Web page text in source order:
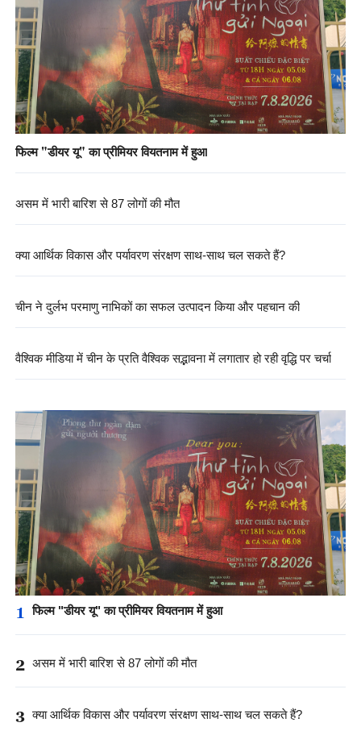
फिल्म "डीयर यू" का प्रीमियर वियतनाम में हुआ
असम में भारी बारिश से 87 लोगों की मौत
क्या आर्थिक विकास और पर्यावरण संरक्षण साथ-साथ चल सकते हैं?
चीन ने दुर्लभ परमाणु नाभिकों का सफल उत्पादन किया और पहचान की
वैश्विक मीडिया में चीन के प्रति वैश्विक सद्भावना में लगातार हो रही वृद्धि पर चर्चा
1 फिल्म "डीयर यू" का प्रीमियर वियतनाम में हुआ
2 असम में भारी बारिश से 87 लोगों की मौत
3 क्या आर्थिक विकास और पर्यावरण संरक्षण साथ-साथ चल सकते हैं?